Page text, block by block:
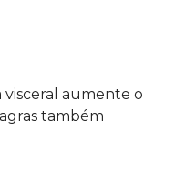
visceral aumente o
também